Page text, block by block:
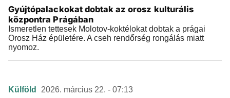
Gyújtópalackokat dobtak az orosz kulturális
központra Prágában
Ismeretlen tettesek Molotov-koktélokat dobtak a prágai
Orosz Ház épületére. A cseh rendőrség rongálás miatt
nyomoz.
Külföld 2026. március 22. - 07:13